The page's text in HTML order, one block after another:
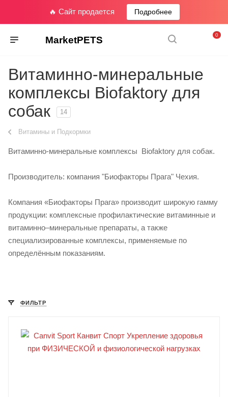
🔥 Сайт продается Подробнее
MarketPETS 0
Витаминно-минеральные
комплексы Biofaktory для
собак
14
Витамины и Подкормки
Витаминно-минеральные комплексы Biofaktory для собак.
Производитель: компания "Биофакторы Прага" Чехия.
Компания «Биофакторы Прага» производит широкую гамму
продукции: комплексные профилактические витаминные и
витаминно–минеральные препараты, а также
специализированные комплексы, применяемые по
определённым показаниям.
ФИЛЬТР